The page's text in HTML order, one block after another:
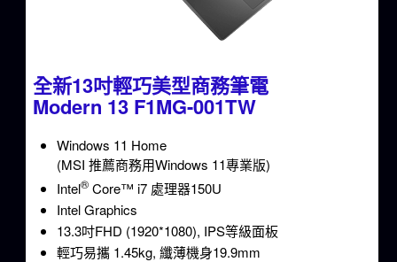
全新13吋輕巧美型商務筆電
Modern 13 F1MG-001TW
Windows 11 Home
(MSI 推薦商務用Windows 11專業版)
Intel®Core™ i7 處理器150U
Intel Graphics
13.3吋FHD (1920*1080), IPS等級面板
輕巧易攜 1.45kg, 纖薄機身19.9mm